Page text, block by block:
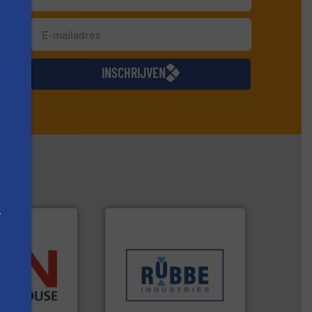
INSCHRIJVEN
chemische,
en
verpakking- en
transportprocessen die
klanten in verschillende
sectoren hebben geholpen.